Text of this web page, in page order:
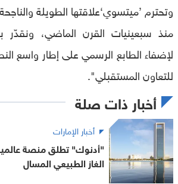
وتحترم ’ميتسوي‘علاقتها الطويلة
منذ سبعينيات القرن الماضي،
لإضفاء الطابع الرسمي على إطار واسع
للتعاون المستقبلي".
أخبار ذات صلة
أخبار الإمارات
"أدنوك" تطلق منصة
الغاز الطبيعي المسال